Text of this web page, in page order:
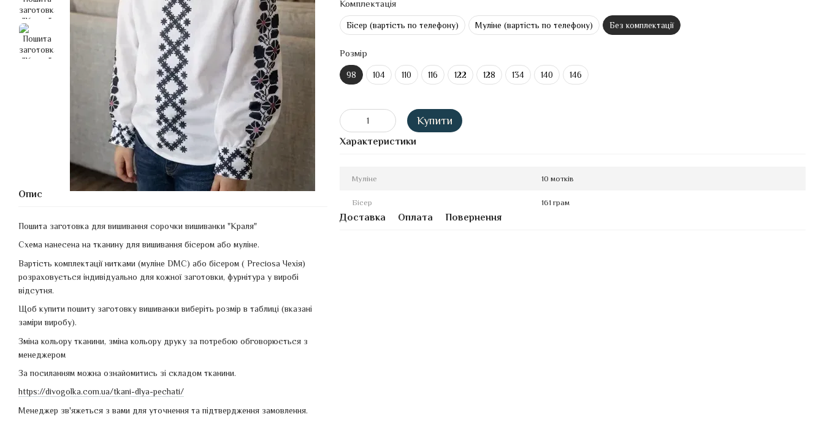
Опис
Пошита заготовка для вишивання сорочки вишиванки "Краля"
Схема нанесена на тканину для вишивання бісером або муліне.
Вартість комплектації нитками (муліне DMC) або бісером ( Preciosa Чехія)
розраховується індивідуально для кожної заготовки, фурнітура у виробі
відсутня.
Щоб купити пошиту заготовку вишиванки виберіть розмір в таблиці (вказані
заміри виробу).
Зміна кольору тканини, зміна кольору друку за потребою обговорюється з
менеджером
За посиланням можна ознайомитись зі складом тканини.
https://divogolka.com.ua/tkani-dlya-pechati/
Менеджер зв'яжеться з вами для уточнення та підтвердження замовлення.
Комплектація
Бісер (вартість по телефону) Муліне (вартість по телефону) Без комплектації
Розмір
98 104 110 116 122 128 134 140 146
Купити
Характеристики
Муліне 10 мотків
Бісер 161 грам
Доставка Оплата Повернення